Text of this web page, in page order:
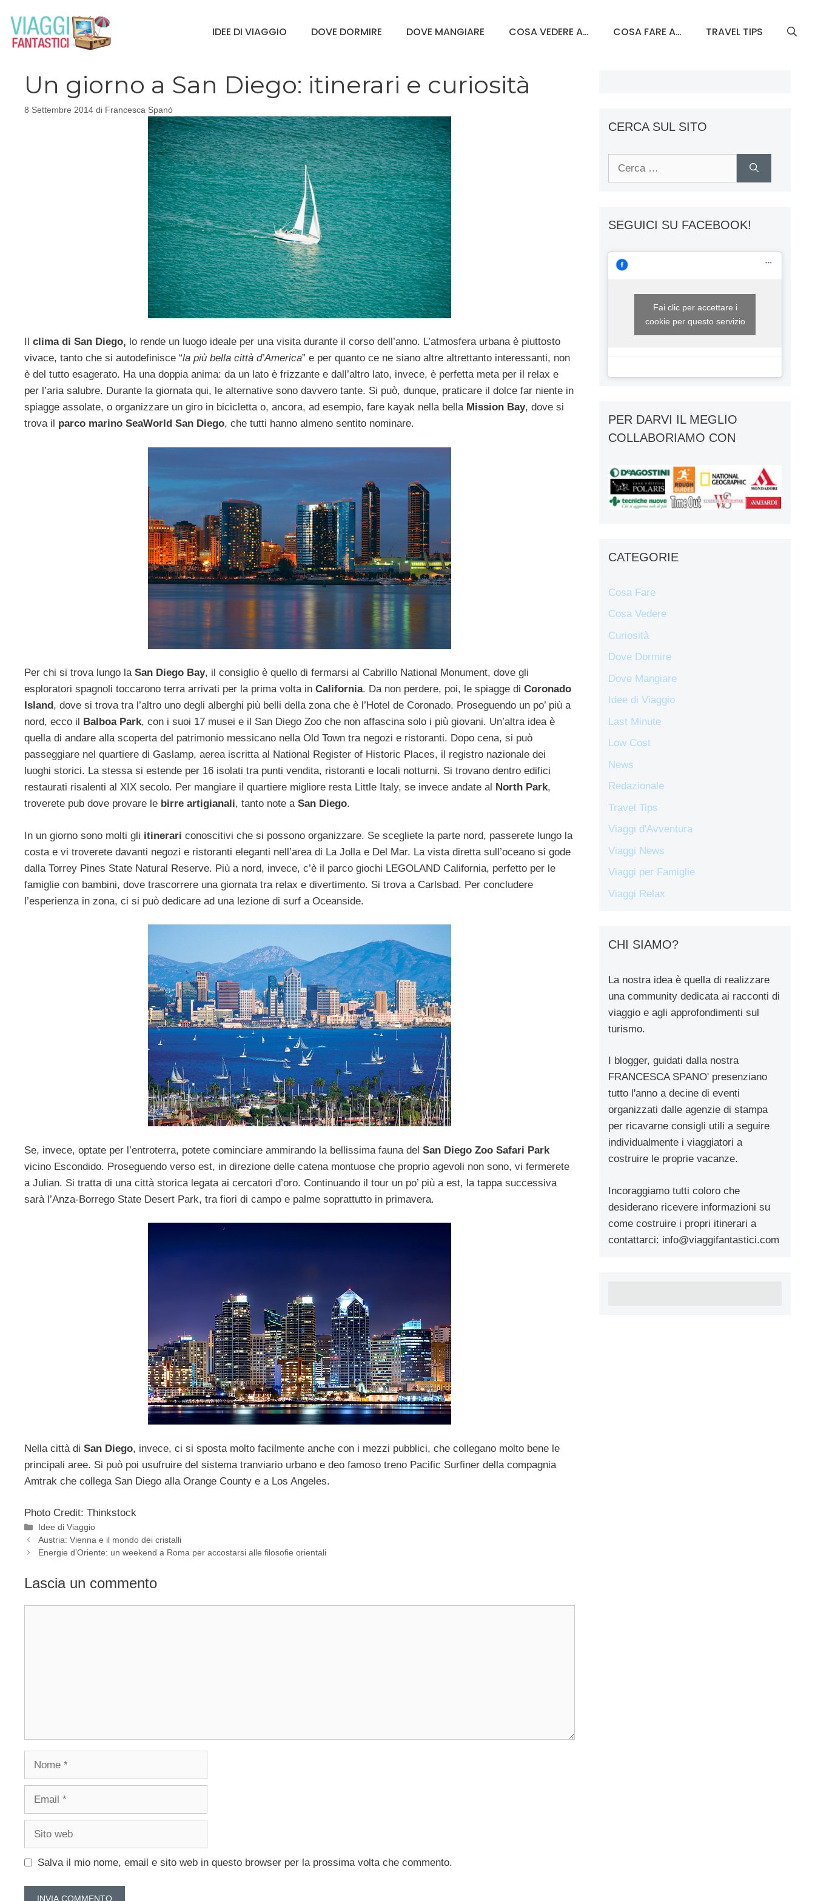
contenuto
IDEE DI VIAGGIO DOVE DORMIRE DOVE MANGIARE COSA VEDERE A… COSA FARE A… TRAVEL TIPS
Un giorno a San Diego: itinerari e curiosità
8 Settembre 2014 di Francesca Spanò
clima di San Diego, lo rende un luogo ideale per una visita durante il corso dell’anno. L’atmosfera urbana è piuttosto
vivace, tanto che si autodefinisce “la più bella città d’America” e per quanto ce ne siano altre altrettanto interessanti, non
è del tutto esagerato. Ha una doppia anima: da un lato è frizzante e dall’altro lato, invece, è perfetta meta per il relax e
per l’aria salubre. Durante la giornata qui, le alternative sono davvero tante. Si può, dunque, praticare il dolce far niente in
spiagge assolate, o organizzare un giro in bicicletta o, ancora, ad esempio, fare kayak nella bella Mission Bay, dove si
trova il parco marino SeaWorld San Diego, che tutti hanno almeno sentito nominare.
Per chi si trova lungo la San Diego Bay, il consiglio è quello di fermarsi al Cabrillo National Monument, dove gli
esploratori spagnoli toccarono terra arrivati per la prima volta in California. Da non perdere, poi, le spiagge di Coronado
Island , dove si trova tra l’altro uno degli alberghi più belli della zona che è l’Hotel de Coronado. Proseguendo un po’ più a
nord, ecco il
Balboa Park, con i suoi 17 musei e il San Diego Zoo che non affascina solo i più giovani. Un’altra idea è
quella di andare alla scoperta del patrimonio messicano nella Old Town tra negozi e ristoranti. Dopo cena, si può
passeggiare nel quartiere di Gaslamp, aerea iscritta al National Register of Historic Places, il registro nazionale dei
luoghi storici. La stessa si estende per 16 isolati tra punti vendita, ristoranti e locali notturni. Si trovano dentro edifici
restaurati risalenti al XIX secolo. Per mangiare il quartiere migliore resta Little Italy, se invece andate al North Park,
troverete pub dove provare le birre artigianali, tanto note a San Diego.
In un giorno sono molti gli itinerari conoscitivi che si possono organizzare. Se scegliete la parte nord, passerete lungo la
costa e vi troverete davanti negozi e ristoranti eleganti nell’area di La Jolla e Del Mar. La vista diretta sull’oceano si gode
dalla Torrey Pines State Natural Reserve. Più a nord, invece, c’è il parco giochi LEGOLAND California, perfetto per le
famiglie con bambini, dove trascorrere una giornata tra relax e divertimento. Si trova a Carlsbad. Per concludere
l’esperienza in zona, ci si può dedicare ad una lezione di surf a Oceanside.
Se, invece, optate per l’entroterra, potete cominciare ammirando la bellissima fauna del San Diego Zoo Safari Park
vicino Escondido. Proseguendo verso est, in direzione delle catena montuose che proprio agevoli non sono, vi fermerete
a Julian. Si tratta di una città storica legata ai cercatori d’oro. Continuando il tour un po’ più a est, la tappa successiva
sarà l’Anza-Borrego State Desert Park, tra fiori di campo e palme soprattutto in primavera.
Nella città di San Diego, invece, ci si sposta molto facilmente anche con i mezzi pubblici, che collegano molto bene le
principali aree. Si può poi usufruire del sistema tranviario urbano e deo famoso treno Pacific Surfiner della compagnia
Amtrak che collega San Diego alla Orange County e a Los Angeles.
Photo Credit: Thinkstock
Categorie
Idee di Viaggio
Austria: Vienna e il mondo dei cristalli
Energie d’Oriente: un weekend a Roma per accostarsi alle filosofie orientali
Lascia un commento
Nome
Email
Sito
Salva il mio nome, email e sito web in questo browser per la prossima volta che commento.
CERCA SUL SITO
SEGUICI SU FACEBOOK!
Fai clic per accettare i
cookie per questo servizio
PER DARVI IL MEGLIO
COLLABORIAMO CON
CATEGORIE
Cosa Fare
Cosa Vedere
Curiosità
Dove Dormire
Dove Mangiare
Idee di Viaggio
Last Minute
Low Cost
News
Redazionale
Travel Tips
Viaggi d'Avventura
Viaggi News
Viaggi per Famiglie
Viaggi Relax
CHI SIAMO?
La nostra idea è quella di realizzare
una community dedicata ai racconti di
viaggio e agli approfondimenti sul
turismo.
I blogger, guidati dalla nostra
FRANCESCA SPANO' presenziano
tutto l'anno a decine di eventi
organizzati dalle agenzie di stampa
per ricavarne consigli utili a seguire
individualmente i viaggiatori a
costruire le proprie vacanze.
Incoraggiamo tutti coloro che
desiderano ricevere informazioni su
come costruire i propri itinerari a
contattarci: info@viaggifantastici.com